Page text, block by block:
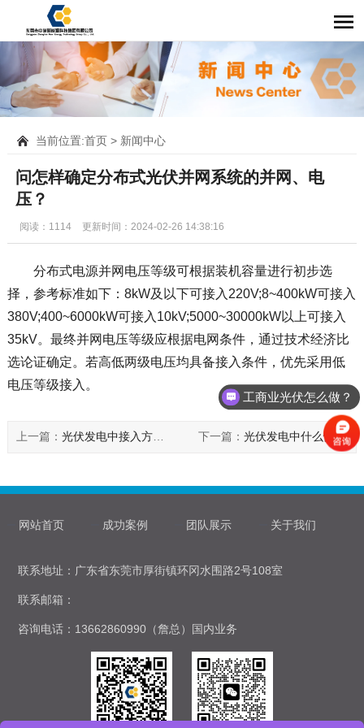
当前位置:首页> 新闻中心
问怎样确定分布式光伏并网系统的并网、电
压？
阅读：1114 更新时间：2024-02-26 14:38:16
分布式电源并网电压等级可根据装机容量进行初步选
择，参考标准如下：8kW及以下可接入220V;8~400kW可接入
380V;400~6000kW可接入10kV;5000~30000kW以上可接入
35kV。最终并网电压等级应根据电网条件，通过技术经济比
选论证确定。若高低两级电压均具备接入条件，优先采用低
电压等级接入。
上一篇： 光伏发电中接入方式有哪几类? 下一篇：光伏发电中什么情况需添加反孤岛装置?
网站首页 成功案例 团队展示 关于我们
联系地址：广东省东莞市厚街镇环冈水围路2号108室
联系邮箱：
咨询电话：13662860990（詹总）国内业务
工商业光伏怎么做？